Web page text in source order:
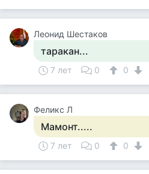
Леонид Шестаков
таракан...
7 лет 0 0
Феликс Л
Мамонт.....
7 лет 0 0